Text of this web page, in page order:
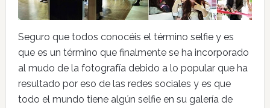
Seguro que todos conocéis el término selfie y es
que es un término que finalmente se ha incorporado
al mudo de la fotografía debido a lo popular que ha
resultado por eso de las redes sociales y es que
todo el mundo tiene algún selfie en su galería de